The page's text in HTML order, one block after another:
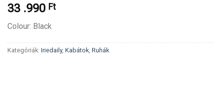
33 .990 Ft
Colour: Black
Kategóriák: Iriedaily, Kabátok, Ruhák